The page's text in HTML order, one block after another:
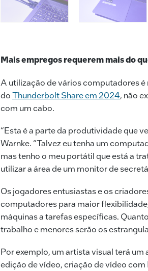
handled the heavy task of running the
Thunderbolt Share and OBS (Open
Mais empregos requerem mais do
A utilização de vários computadores
doThunderbolt Share em 2024, não
com um cabo.
“Esta é a parte da produtividade que
Warnke. “Talvez eu tenha um
mas tenho o meu portátil que está a
utilizar a área de um monitor de
Os jogadores entusiastas e os
computadores para maior
máquinas a tarefas específicas.
trabalho e menores serão os
Por exemplo, um artista visual terá
edição de vídeo, criação de vídeo